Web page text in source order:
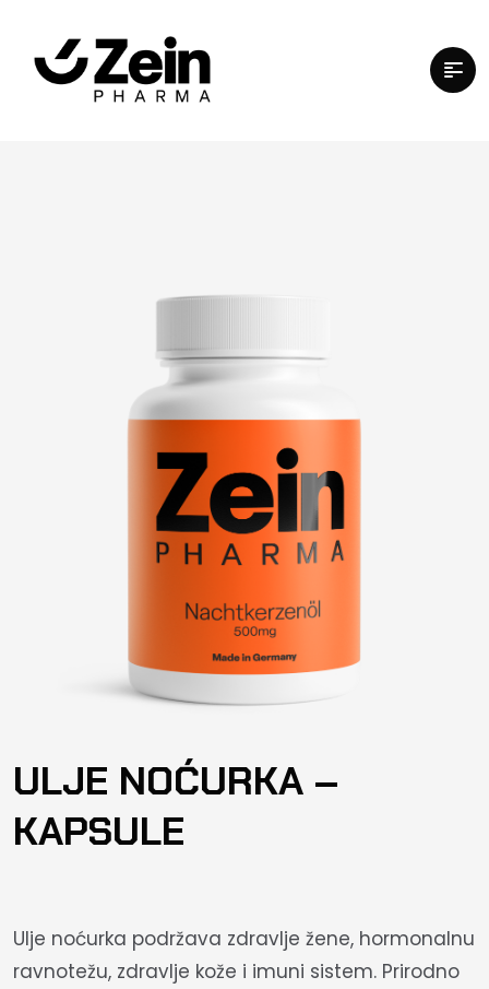
ULJE NOĆURKA –
KAPSULE
Ulje noćurka podržava zdravlje žene, hormonalnu
ravnotežu, zdravlje kože i imuni sistem. Prirodno